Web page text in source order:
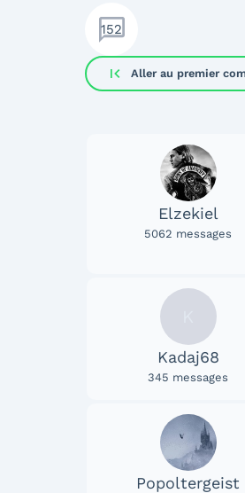
152
first_page Aller au premier
Elzekiel
5062 messages
Kadaj68
345 messages
Popoltergeist